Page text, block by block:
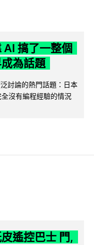
AI 搞了一整個
為話題
討論的熱門話題：日本
沒有編程經驗的情況
遙控巴士 門,